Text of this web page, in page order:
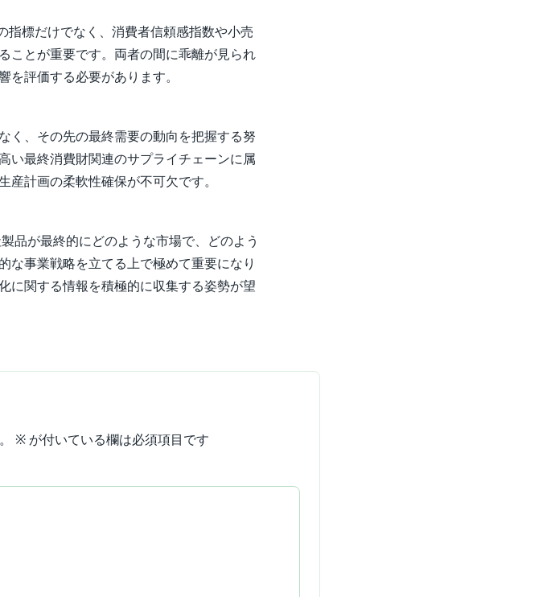
標だけでなく、消費者信頼感指数や小売
ことが重要です。両者の間に乖離が見られ
評価する必要があります。
く、その先の最終需要の動向を把握する努
い最終消費財関連のサプライチェーンに属
計画の柔軟性確保が不可欠です。
品が最終的にどのような市場で、どのよう
な事業戦略を立てる上で極めて重要になり
に関する情報を積極的に収集する姿勢が望
※ が付いている欄は必須項目です